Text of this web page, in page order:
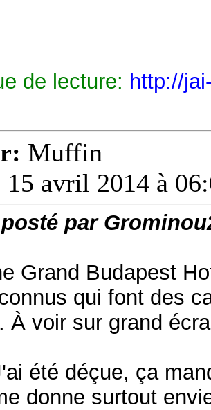
de lecture: http://
Muffin
15 avril 2014 à
par
Grand Budapest
qui font des
À voir sur grand
été déçue, ça
donne surtout